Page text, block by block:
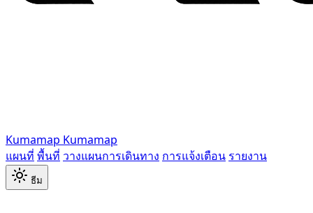
Kumamap Kumamap
แผนที่ พื้นที่ วางแผนการเดินทาง การแจ้งเตือน รายงาน
ธีม